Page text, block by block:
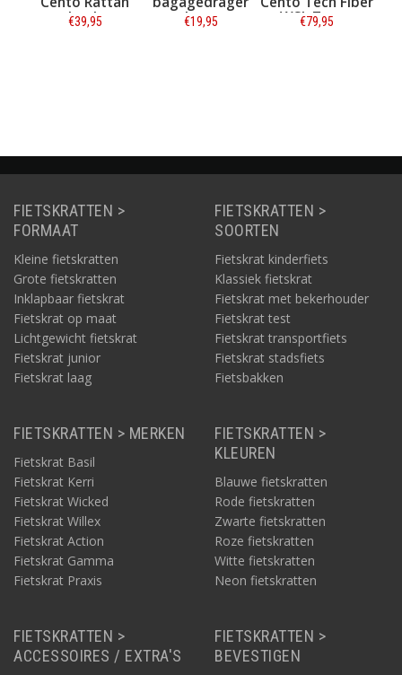
Look
€39,95
base
€19,95
WSL Zwart
€79,95
FIETSKRATTEN >
FORMAAT
Kleine fietskratten
Grote fietskratten
Inklapbaar fietskrat
Fietskrat op maat
Lichtgewicht fietskrat
Fietskrat junior
Fietskrat laag
FIETSKRATTEN >
SOORTEN
Fietskrat kinderfiets
Klassiek fietskrat
Fietskrat met bekerhouder
Fietskrat test
Fietskrat transportfiets
Fietskrat stadsfiets
Fietsbakken
FIETSKRATTEN > MERKEN
Fietskrat Basil
Fietskrat Kerri
Fietskrat Wicked
Fietskrat Willex
Fietskrat Action
Fietskrat Gamma
Fietskrat Praxis
FIETSKRATTEN >
KLEUREN
Blauwe fietskratten
Rode fietskratten
Zwarte fietskratten
Roze fietskratten
Witte fietskratten
Neon fietskratten
FIETSKRATTEN >
ACCESSOIRES / EXTRA'S
FIETSKRATTEN >
BEVESTIGEN